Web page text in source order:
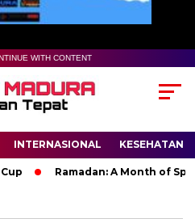
WITH CONTENT
INTERNASIONAL KESEHATAN
Ramadan: A Month of